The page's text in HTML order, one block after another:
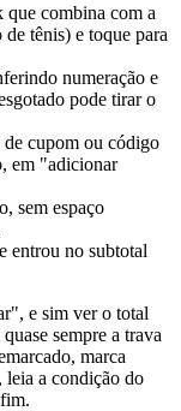
combina com a
tênis) e toque para
numeração e
pode tirar o
cupom ou código
em "adicionar
sem espaço
entrou no subtotal
e sim ver o total
sempre a trava
marca
leia a condição do